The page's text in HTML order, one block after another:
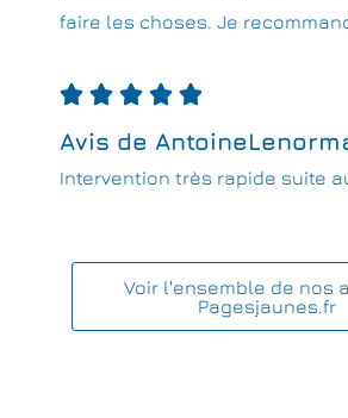
faire les choses. Je
    
Avis de
Intervention très rapide suite
Voir l'ensemble de nos
Pagesjaunes.fr